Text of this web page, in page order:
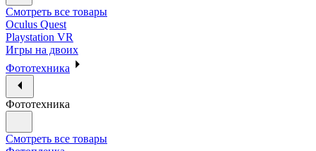
Смотреть все товары
Oculus Quest
Playstation VR
Игры на двоих
Фототехника
Фототехника
Смотреть все товары